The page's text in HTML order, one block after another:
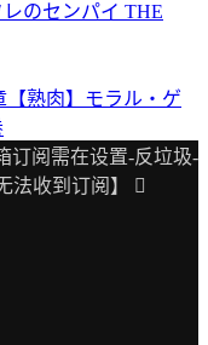
レのセンパイ THE
【熟肉】モラル・ゲ
订阅需在设置-反垃圾-
收到订阅】